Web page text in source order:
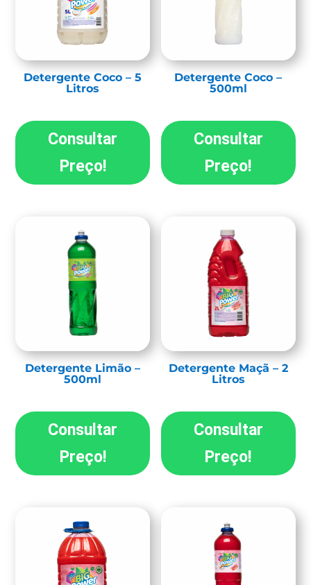
Detergente Coco – 5
Litros
Consultar
Preço!
Detergente Coco –
500ml
Consultar
Preço!
Detergente Limão –
500ml
Consultar
Preço!
Detergente Maçã – 2
Litros
Consultar
Preço!